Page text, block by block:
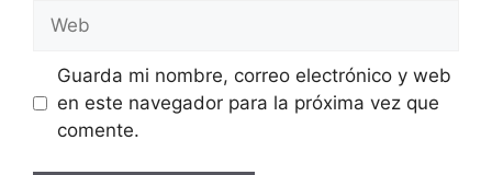
Guarda mi nombre, correo electrónico y web
en este navegador para la próxima vez que
comente.